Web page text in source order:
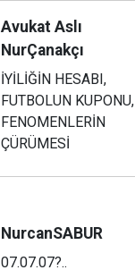
Avukat Aslı
NurÇanakçı
İYİLİĞİN HESABI,
FUTBOLUN KUPONU,
FENOMENLERİN
ÇÜRÜMESİ
NurcanSABUR
07.07.07?..